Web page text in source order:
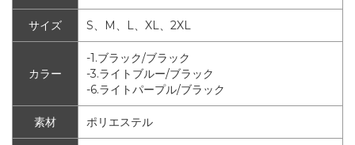
サイズ S、M、L、XL、2XL
カラー
-1.ブラック/ブラック
-3.ライトブルー/ブラック
-6.ライトパープル/ブラック
素材 ポリエステル